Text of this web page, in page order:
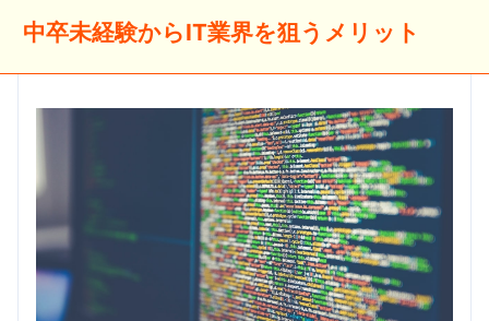
中卒未経験からIT業界を狙うメリット